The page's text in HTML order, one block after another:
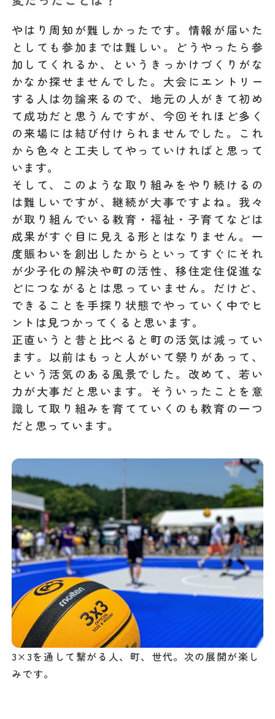
やはり周知が難しかったです。情報が届いた
としても参加までは難しい。どうやったら参
加してくれるか、というきっかけづくりがな
かなか探せませんでした。大会にエントリー
する人は勿論来るので、地元の人がきて初め
て成功だと思うんですが、今回それほど多く
の来場には結び付けられませんでした。これ
から色々と工夫してやっていければと思って
います。
そして、このような取り組みをやり続けるの
は難しいですが、継続が大事ですよね。我々
が取り組んでいる教育・福祉・子育てなどは
成果がすぐ目に見える形とはなりません。一
度賑わいを創出したからといってすぐにそれ
が少子化の解決や町の活性、移住定住促進な
どにつながるとは思っていません。だけど、
できることを手探り状態でやっていく中でヒ
ントは見つかってくると思います。
正直いうと昔と比べると町の活気は減ってい
ます。以前はもっと人がいて祭りがあって、
という活気のある風景でした。改めて、若い
力が大事だと思います。そういったことを意
識して取り組みを育てていくのも教育の一つ
だと思っています。
3×3を通して繋がる人、町、世代。次の展開が楽し
みです。